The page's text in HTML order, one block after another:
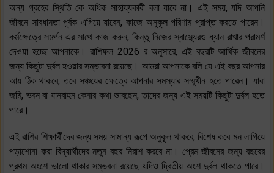
অন্য গ্রহের স্থিতি কে অধিক সাহায্যকারী বলা যাবে না। এই সময়, যদি আপনি
জীবনে সাবধানতা পূর্বক এগিয়ে যাবেন, কাজে অনুকূল পরিণাম প্রাপ্ত করতে পারেন।
কর্মক্ষেত্রে সমর্পন এর সাথে কাজ করুন, কিন্তু নিজের স্বাস্থ্যেরও ধ্যান রাখার পরামর্শ
দেওয়া হচ্ছে আপনাকে। রাশিফল 2026 র অনুসারে, এই বছরটি আর্থিক জীবনের
জন্য কিছুটা দুর্বল হওয়ার সম্ভাবনা রয়েছে। আমরা আপনাকে বলি যে এই বছর আপনার
আয় ঠিক থাকবে, তবে সঞ্চয়ের ক্ষেত্রে আপনার সমস্যার সম্মুখীন হতে পারেন। যারা
জমি, ভবন বা যানবাহন কেনার কথা ভাবছেন, তাদের জন্য এই সময়টি কিছুটা দুর্বল হতে
পারে।
এই রাশির শিক্ষার্থীদের জন্য সময় সামান্য রূপে অনুকূল থাকবে, বিশেষ করে মন লাগিয়ে
পড়াশোনা করা বিদ্যার্থীদের নতুন বছর নিরাশ করবে না। প্রেম জীবনের জন্য বছরের
প্রথম অংশে ভালো থাকার সম্ভবনা রয়েছে যদিও দ্বিতীয় অংশ দুর্বল থাকতে পারে।